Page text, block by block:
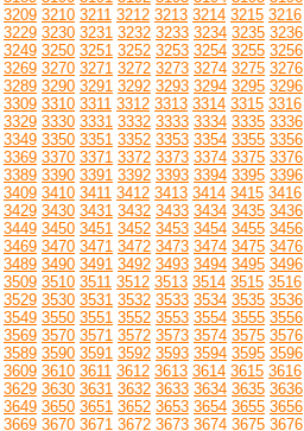
3209 3210 3211 3212 3213 3214 3215 3216
3229 3230 3231 3232 3233 3234 3235 3236
3249 3250 3251 3252 3253 3254 3255 3256
3269 3270 3271 3272 3273 3274 3275 3276
3289 3290 3291 3292 3293 3294 3295 3296
3309 3310 3311 3312 3313 3314 3315 3316
3329 3330 3331 3332 3333 3334 3335 3336
3349 3350 3351 3352 3353 3354 3355 3356
3369 3370 3371 3372 3373 3374 3375 3376
3389 3390 3391 3392 3393 3394 3395 3396
3409 3410 3411 3412 3413 3414 3415 3416
3429 3430 3431 3432 3433 3434 3435 3436
3449 3450 3451 3452 3453 3454 3455 3456
3469 3470 3471 3472 3473 3474 3475 3476
3489 3490 3491 3492 3493 3494 3495 3496
3509 3510 3511 3512 3513 3514 3515 3516
3529 3530 3531 3532 3533 3534 3535 3536
3549 3550 3551 3552 3553 3554 3555 3556
3569 3570 3571 3572 3573 3574 3575 3576
3589 3590 3591 3592 3593 3594 3595 3596
3609 3610 3611 3612 3613 3614 3615 3616
3629 3630 3631 3632 3633 3634 3635 3636
3649 3650 3651 3652 3653 3654 3655 3656
3669 3670 3671 3672 3673 3674 3675 3676